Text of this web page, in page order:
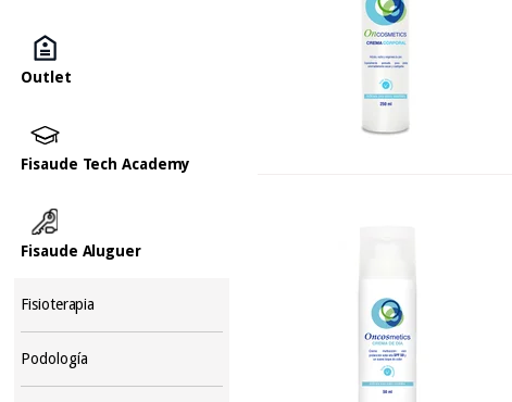
Outlet
Fisaude Tech Academy
Fisaude Aluguer
Fisioterapia
Podología